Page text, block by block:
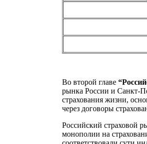
Во второй главе
рынка России и Санкт-
страхования жизни,
через договоры
Российский страховой
монополии на